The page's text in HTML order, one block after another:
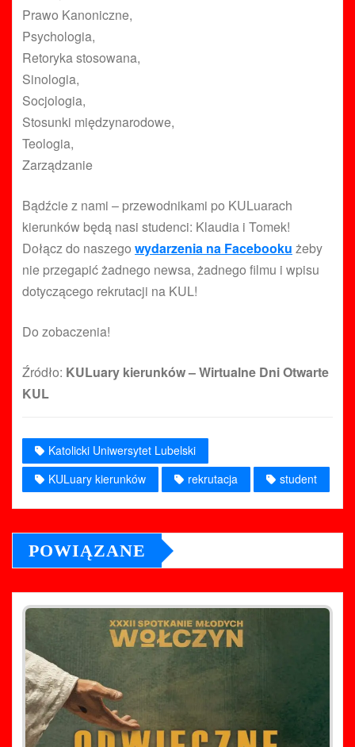
Prawo Kanoniczne,
Psychologia,
Retoryka stosowana,
Sinologia,
Socjologia,
Stosunki międzynarodowe,
Teologia,
Zarządzanie
Bądźcie z nami – przewodnikami po KULuarach
kierunków będą nasi studenci: Klaudia i Tomek!
Dołącz do naszego wydarzenia na Facebooku żeby
nie przegapić żadnego newsa, żadnego filmu i wpisu
dotyczącego rekrutacji na KUL!
Do zobaczenia!
Źródło: KULuary kierunków – Wirtualne Dni Otwarte
KUL
Katolicki Uniwersytet Lubelski
KULuary kierunków
rekrutacja student
POWIĄZANE